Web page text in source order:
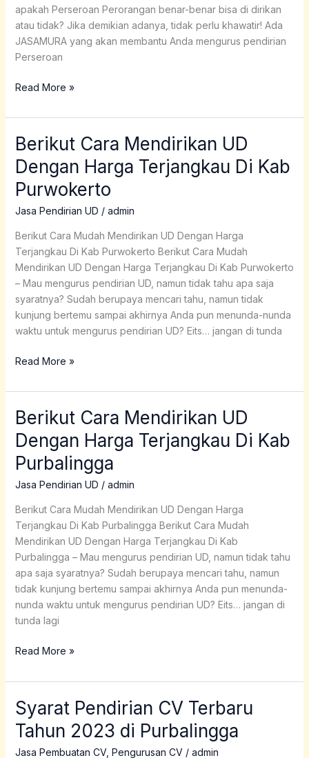
apakah Perseroan Perorangan benar-benar bisa di dirikan
atau tidak? Jika demikian adanya, tidak perlu khawatir! Ada
JASAMURA yang akan membantu Anda mengurus pendirian
Perseroan
Read More »
Berikut Cara Mendirikan UD
Dengan Harga Terjangkau Di Kab
Purwokerto
Jasa Pendirian UD / admin
Berikut Cara Mudah Mendirikan UD Dengan Harga
Terjangkau Di Kab Purwokerto Berikut Cara Mudah
Mendirikan UD Dengan Harga Terjangkau Di Kab Purwokerto
– Mau mengurus pendirian UD, namun tidak tahu apa saja
syaratnya? Sudah berupaya mencari tahu, namun tidak
kunjung bertemu sampai akhirnya Anda pun menunda-nunda
waktu untuk mengurus pendirian UD? Eits… jangan di tunda
Berikut
Mendirikan
UD
Terjangkau
Di
Kab
Purwokerto
Read More »
Berikut Cara Mendirikan UD
Dengan Harga Terjangkau Di Kab
Purbalingga
Jasa Pendirian UD / admin
Berikut Cara Mudah Mendirikan UD Dengan Harga
Terjangkau Di Kab Purbalingga Berikut Cara Mudah
Mendirikan UD Dengan Harga Terjangkau Di Kab
Purbalingga – Mau mengurus pendirian UD, namun tidak tahu
apa saja syaratnya? Sudah berupaya mencari tahu, namun
tidak kunjung bertemu sampai akhirnya Anda pun menunda-
nunda waktu untuk mengurus pendirian UD? Eits… jangan di
tunda lagi
Berikut
Mendirikan
UD
Terjangkau
Di
Kab
Purbalingga
Read More »
Syarat Pendirian CV Terbaru
Tahun 2023 di Purbalingga
Jasa Pembuatan CV, Pengurusan CV/ admin
Syarat
Pendirian
CV
Terbaru